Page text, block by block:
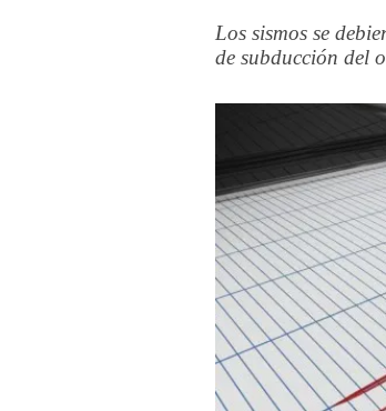
Los sismos se
de subducción del